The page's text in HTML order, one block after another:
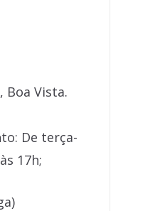
Boa Vista.
De terça-
17h;